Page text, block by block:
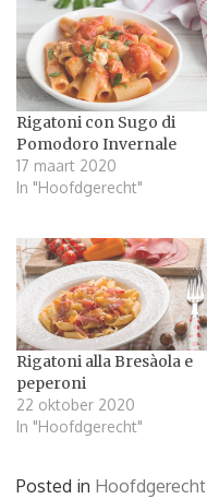
Rigatoni con Sugo di
Pomodoro Invernale
17 maart 2020
In "Hoofdgerecht"
Rigatoni alla Bresàola e
peperoni
22 oktober 2020
In "Hoofdgerecht"
Posted in Hoofdgerecht